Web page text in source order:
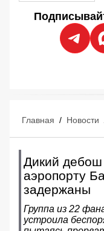
Главная / Новости
Дикий дебош
аэропорту
задержаны
Группа из 22
устроила